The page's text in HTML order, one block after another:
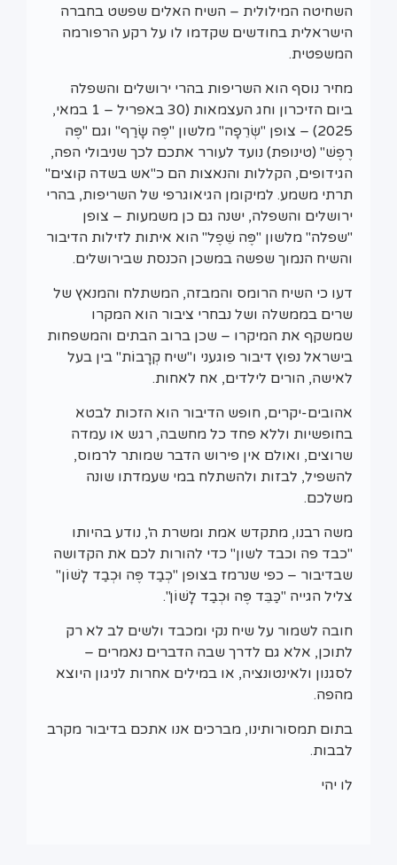
השחיטה המילולית – השיח האלים שפשט בחברה
הישראלית בחודשים שקדמו לו על רקע הרפורמה
המשפטית.
מחיר נוסף הוא השריפות בהרי ירושלים והשפלה
ביום הזיכרון וחג העצמאות (30 באפריל – 1 במאי,
2025) – צופן "שְׂרֵפָה" מלשון "פֶּה שָׂרַף" וגם "פֶּה
רֶפֶשׁ" (טינופת) נועד לעורר אתכם לכך שניבולי הפה,
הגידופים, הקללות והנאצות הם כ"אש בשדה קוצים"
תרתי משמע. למיקומן הגיאוגרפי של השריפות, בהרי
ירושלים והשפלה, ישנה גם כן משמעות – צופן
"שפלה" מלשון "פֶּה שֵׁפֶל" הוא איתות לזילות הדיבור
והשיח הנמוך שפשה במשכן הכנסת שבירושלים.
דעו כי השיח הרומס והמבזה, המשתלח והמנאץ של
שרים בממשלה ושל נבחרי ציבור הוא המקרו
שמשקף את המיקרו – שכן ברוב הבתים והמשפחות
בישראל נפוץ דיבור פוגעני ו"שיח קְרָבוֹת" בין בעל
לאישה, הורים לילדים, אח לאחות.
אהובים-יקרים, חופש הדיבור הוא הזכות לבטא
בחופשיות וללא פחד כל מחשבה, רגש או עמדה
שרוצים, ואולם אין פירוש הדבר שמותר לרמוס,
להשפיל, לבזות ולהשתלח במי שעמדתו שונה
משלכם.
משה רבנו, מתקדש אמת ומשרת ה', נודע בהיותו
"כבד פה וכבד לשון" כדי להורות לכם את הקדושה
שבדיבור – כפי שנרמז בצופן "כְבַד פֶּה וּכְבַד לָשׁוֹן"
צליל הגייה "כַּבֵּד פֶּה וּכְבַד לָשׁוֹן".
חובה לשמור על שיח נקי ומכבד ולשים לב לא רק
לתוכן, אלא גם לדרך שבה הדברים נאמרים –
לסגנון ולאינטונציה, או במילים אחרות לניגון היוצא
מהפה.
בתום תמסורותינו, מברכים אנו אתכם בדיבור מקרב
לבבות.
לו יהי